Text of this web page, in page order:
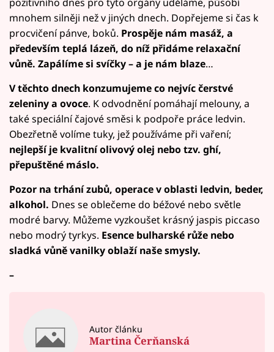
mnohem silněji než v jiných dnech. Dopřejeme si čas k
procvičení pánve, boků. Prospěje nám masáž, a
především teplá lázeň, do níž přidáme relaxační
vůně. Zapálíme si svíčky – a je nám blaze…
V těchto dnech konzumujeme co nejvíc čerstvé
zeleniny a ovoce. K odvodnění pomáhají melouny, a
také speciální čajové směsi k podpoře práce ledvin.
Obezřetně volíme tuky, jež používáme při vaření;
nejlepší je kvalitní olivový olej nebo tzv. ghí,
přepuštěné máslo.
Pozor na trhání zubů, operace v oblasti ledvin, beder,
alkohol. Dnes se oblečeme do béžové nebo světle
modré barvy. Můžeme vyzkoušet krásný jaspis piccaso
nebo modrý tyrkys. Esence bulharské růže nebo
sladká vůně vanilky oblaží naše smysly.
–
Autor článku
Martina Čerňanská